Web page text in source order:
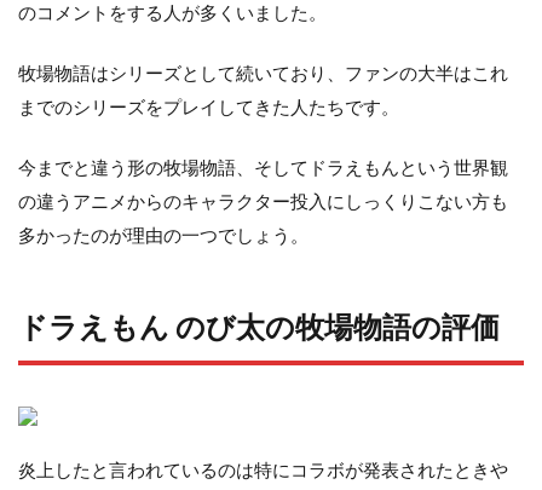
のコメントをする人が多くいました。
牧場物語はシリーズとして続いており、ファンの大半はこれ
までのシリーズをプレイしてきた人たちです。
今までと違う形の牧場物語、そしてドラえもんという世界観
の違うアニメからのキャラクター投入にしっくりこない方も
多かったのが理由の一つでしょう。
ドラえもん のび太の牧場物語の評価
炎上したと言われているのは特にコラボが発表されたときや